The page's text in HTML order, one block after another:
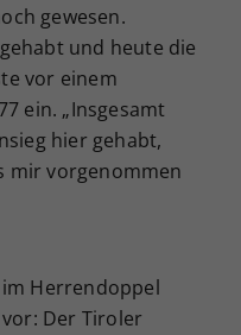
gewesen.
und heute die
vor einem
ein. „Insgesamt
hier gehabt,
mir vorgenommen
Herrendoppel
Der Tiroler